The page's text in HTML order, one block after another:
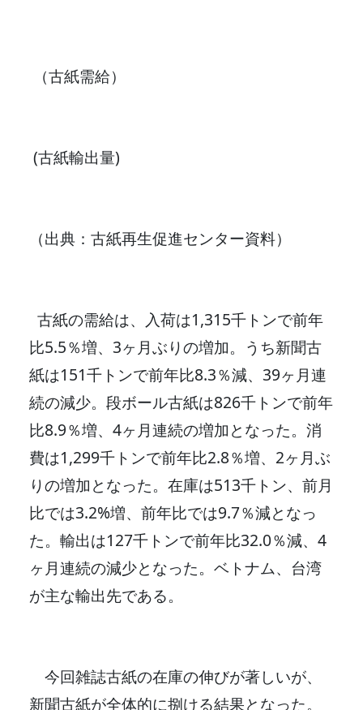
（古紙需給）
(古紙輸出量)
（出典：古紙再生促進センター資料）
古紙の需給は、入荷は1,315千トンで前年
比5.5％増、3ヶ月ぶりの増加。うち新聞古
紙は151千トンで前年比8.3％減、39ヶ月連
続の減少。段ボール古紙は826千トンで前年
比8.9％増、4ヶ月連続の増加となった。消
費は1,299千トンで前年比2.8％増、2ヶ月ぶ
りの増加となった。在庫は513千トン、前月
比では3.2%増、前年比では9.7％減となっ
た。輸出は127千トンで前年比32.0％減、4
ヶ月連続の減少となった。ベトナム、台湾
が主な輸出先である。
今回雑誌古紙の在庫の伸びが著しいが、
新聞古紙が全体的に捌ける結果となった。